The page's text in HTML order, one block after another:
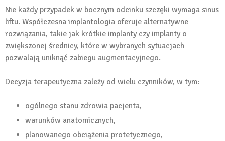
Nie każdy przypadek w bocznym odcinku szczęki wymaga sinus
liftu. Współczesna implantologia oferuje alternatywne
rozwiązania, takie jak krótkie implanty czy implanty o
zwiększonej średnicy, które w wybranych sytuacjach
pozwalają uniknąć zabiegu augmentacyjnego.
Decyzja terapeutyczna zależy od wielu czynników, w tym:
ogólnego stanu zdrowia pacjenta,
warunków anatomicznych,
planowanego obciążenia protetycznego,